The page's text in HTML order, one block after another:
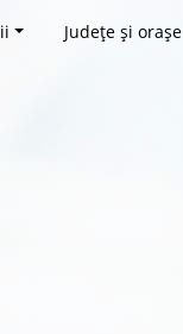
Județe și orașe